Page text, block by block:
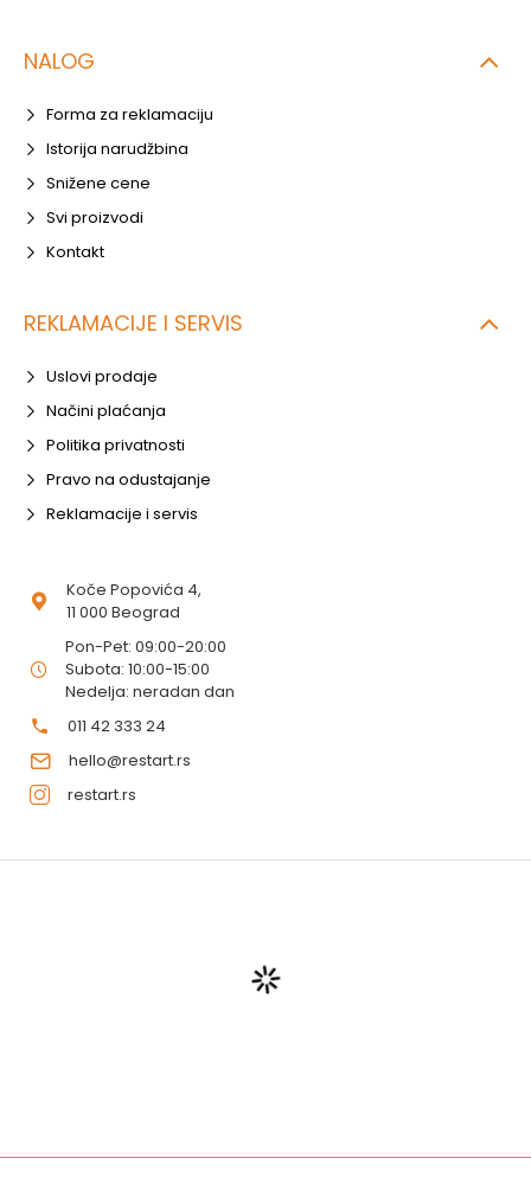
NALOG
Forma za reklamaciju
Istorija narudžbina
Snižene cene
Svi proizvodi
Kontakt
REKLAMACIJE I SERVIS
Uslovi prodaje
Načini plaćanja
Politika privatnosti
Pravo na odustajanje
Reklamacije i servis
Koče Popovića 4,
11 000 Beograd
Pon-Pet: 09:00-20:00
Subota: 10:00-15:00
Nedelja: neradan dan
011 42 333 24
hello@restart.rs
restart.rs